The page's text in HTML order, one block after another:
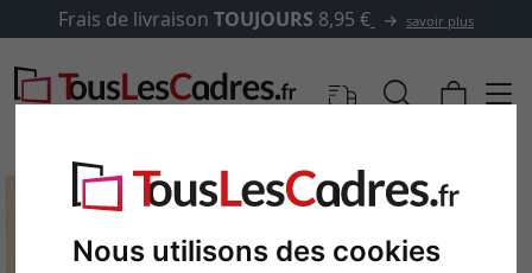
Nous utilisons des cookies
Frais de livraison TOUJOURS 8,95 € savoir plus